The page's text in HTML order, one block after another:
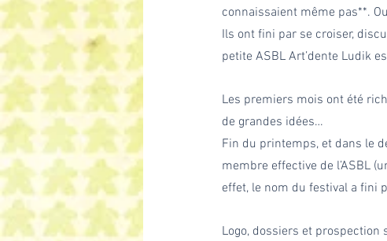
connaissaient même pas**.
Ils ont fini par se croiser,
petite ASBL Art’dente Ludik
Les premiers mois ont été
de grandes idées…
Fin du printemps, et dans le
membre effective de l’ASBL
effet, le nom du festival a fini
Logo, dossiers et prospection